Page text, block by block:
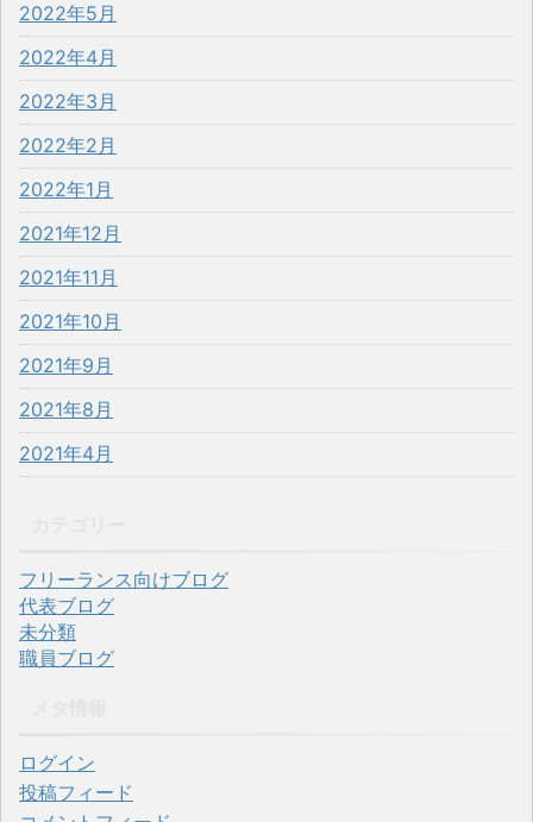
2022年5月
2022年4月
2022年3月
2022年2月
2022年1月
2021年12月
2021年11月
2021年10月
2021年9月
2021年8月
2021年4月
フリーランス向けブログ
代表ブログ
未分類
職員ブログ
ログイン
投稿フィード